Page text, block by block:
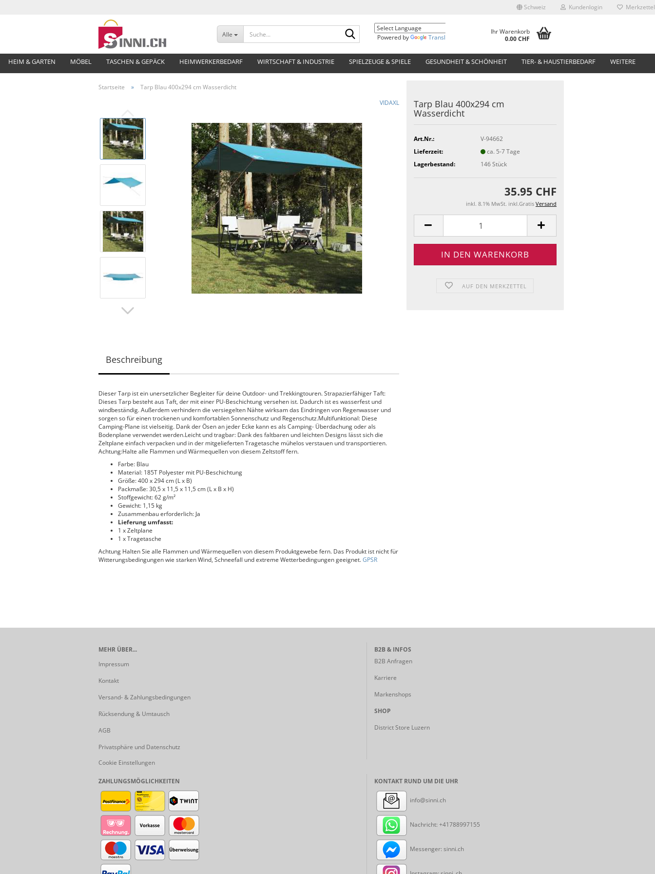
Schweiz Kundenlogin Merkzettel
Alle
Suche...
Powered by
Translate
Ihr Warenkorb
0.00 CHF
HEIM & GARTEN MÖBEL TASCHEN & GEPÄCK HEIMWERKERBEDARF WIRTSCHAFT & INDUSTRIE SPIELZEUGE & SPIELE GESUNDHEIT & SCHÖNHEIT TIER- & HAUSTIERBEDARF WEITERE
Startseite »
Tarp Blau 400x294 cm Wasserdicht
VIDAXL
Tarp Blau 400x294 cm
Wasserdicht
Art.Nr.:
V-94662
Lieferzeit:
ca. 5-7 Tage
Lagerbestand:
146Stück
35.95 CHF
inkl. 8.1% MwSt. inkl.Gratis Versand
AUF DEN MERKZETTEL
Beschreibung
Dieser Tarp ist ein unersetzlicher Begleiter für deine Outdoor- und Trekkingtouren. Strapazierfähiger Taft:
Dieses Tarp besteht aus Taft, der mit einer PU-Beschichtung versehen ist. Dadurch ist es wasserfest und
windbeständig. Außerdem verhindern die versiegelten Nähte wirksam das Eindringen von Regenwasser und
sorgen so für einen trockenen und komfortablen Sonnenschutz und Regenschutz.Multifunktional: Diese
Camping-Plane ist vielseitig. Dank der Ösen an jeder Ecke kann es als Camping- Überdachung oder als
Bodenplane verwendet werden.Leicht und tragbar: Dank des faltbaren und leichten Designs lässt sich die
Zeltplane einfach verpacken und in der mitgelieferten Tragetasche mühelos verstauen und transportieren.
Achtung:Halte alle Flammen und Wärmequellen von diesem Zeltstoff fern.
Farbe: Blau
Material: 185T Polyester mit PU-Beschichtung
Größe: 400 x 294 cm (L x B)
Packmaße: 30,5 x 11,5 x 11,5 cm (L x B x H)
Stoffgewicht: 62 g/m²
Gewicht: 1,15 kg
Zusammenbau erforderlich: Ja
Lieferung umfasst:
1 x Zeltplane
1 x Tragetasche
Achtung Halten Sie alle Flammen und Wärmequellen von diesem Produktgewebe fern. Das Produkt ist nicht für
Witterungsbedingungen wie starken Wind, Schneefall und extreme Wetterbedingungen geeignet.GPSR
MEHR ÜBER...
Impressum
Kontakt
Versand- & Zahlungsbedingungen
Rücksendung & Umtausch
AGB
Privatsphäre und Datenschutz
Cookie Einstellungen
B2B & INFOS
B2B Anfragen
Karriere
Markenshops
SHOP
District Store Luzern
ZAHLUNGSMÖGLICHKEITEN KONTAKT RUND UM DIE UHR
info@sinni.ch
Nachricht: +41788997155
Messenger: sinni.ch